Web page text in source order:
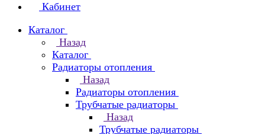
Кабинет
Каталог
Назад
Каталог
Радиаторы отопления
Назад
Радиаторы отопления
Трубчатые радиаторы
Назад
Трубчатые радиаторы